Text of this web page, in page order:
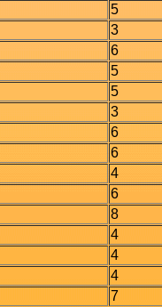
5
3
6
5
5
3
6
6
4
6
8
4
4
4
7